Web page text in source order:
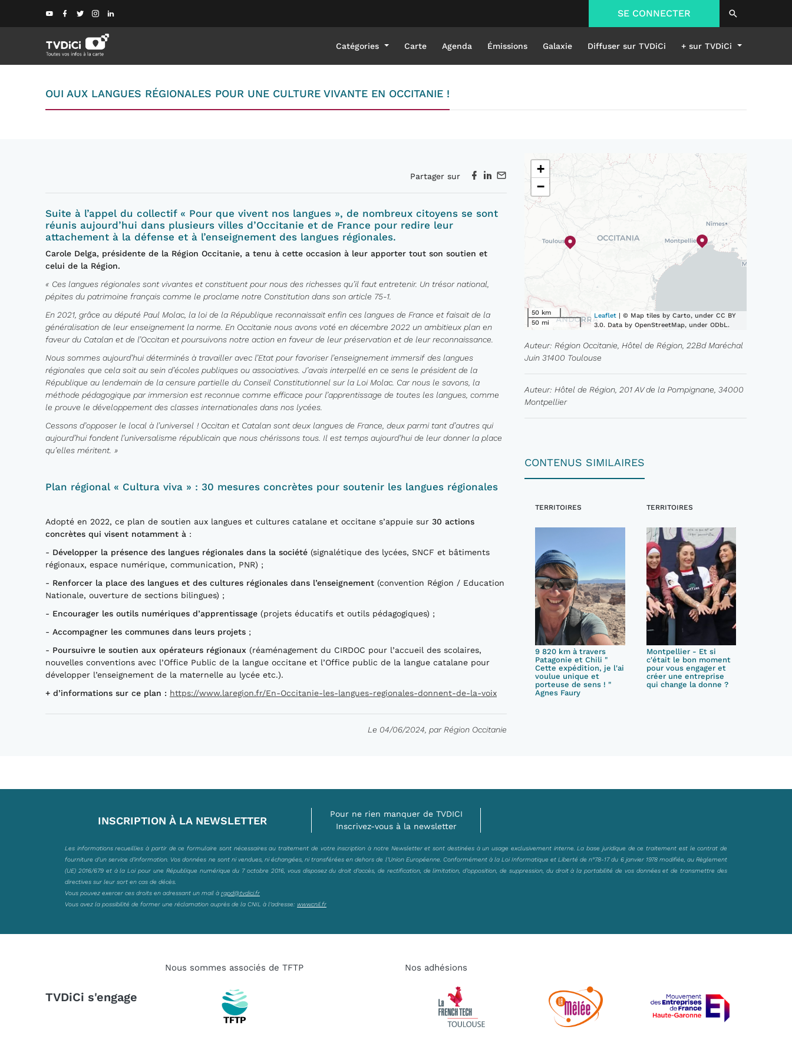
SE CONNECTER
Catégories Carte Agenda Émissions Galaxie Diffuser sur TVDiCi + sur TVDiCi
OUI AUX LANGUES RÉGIONALES POUR UNE CULTURE VIVANTE EN OCCITANIE !
Partager sur
Suite à l’appel du collectif « Pour que vivent nos langues », de nombreux citoyens se sont
réunis aujourd’hui dans plusieurs villes d’Occitanie et de France pour redire leur
attachement à la défense et à l’enseignement des langues régionales.
Carole Delga, présidente de la Région Occitanie, a tenu à cette occasion à leur apporter tout son soutien et
celui de la Région.
« Ces langues régionales sont vivantes etconstituentpour nous des richesses qu’il faut entretenir. Un trésor national,
pépites du patrimoine français comme le proclame notre Constitution dans son article 75-1
En 2021, grâce au député Paul Molac, la loi de la République reconnaissait enfin ces langues de France et faisaitde la
généralisation de leur enseignement la norme. En Occitanie nous avons voté en décembre 2022 un ambitieux plan en
faveur du Catalan et de l’Occitan et poursuivons notre action en faveur de leur préservation etde leur reconnaissance.
Nous sommes aujourd’hui déterminés à travailler avec l’Etat pour favoriserl’enseignement immersif des langues
régionales que cela soit au sein d’écoles publiques ou associatives . J’avais interpellé en ce sens le président de la
République au lendemain de la censure partielle du Conseil Constitutionnel sur la Loi Molac Car nous le savons, la
méthode pédagogique par immersion est reconnue comme efficace pour l’apprentissage de toutes les langues, comme
le prouve le développement des classes internationales dans nos lycées
Cessons d’opposer le local à l’universel ! Occitan et Catalan sont deux langues de France, deux parmi tant d’autres qui
aujourd’hui fondent l’universalisme républicain que nous chérissons tous . Il est temps aujourd’hui de leur donner la place
qu’elles méritent. »
Plan régional « Cultura viva » : 30 mesures concrètes pour soutenir les langues régionales
Adopté en 2022, ce plan de soutien aux langues et cultures catalane et occitane s’appuie sur 30 actions
concrètes qui visent notamment à :
- Développer la présence des langues régionales dans la société (signalétique des lycées, SNCF et bâtiments
régionaux, espace numérique, communication, PNR) ;
- Renforcer la place des langues et des cultures régionales dans l’enseignement (convention Région / Education
Nationale, ouverture de sections bilingues) ;
- Encourager les outils numériques d’apprentissage (projets éducatifs et outils pédagogiques) ;
- Accompagner les communes dans leurs projets ;
- Poursuivre le soutien aux opérateurs régionaux (réaménagement du CIRDOC pour l’accueil des scolaires,
nouvelles conventions avec l’Office Public de la langue occitane et l’Office public de la langue catalane pour
développer l’enseignement de la maternelle au lycée etc.).
+ d’informations sur ce plan : https://www.laregion.fr/En-Occitanie-les-langues-regionales-donnent-de-la-voix
Le 04/06/2024, par Région Occitanie
+
−
50 km
50 mi
Leaflet | © Map tiles by Carto, under CC BY
3.0. Data by OpenStreetMap, under ODbL.
Auteur: Région Occitanie, Hôtel de Région, 22Bd Maréchal
Juin 31400 Toulouse
Auteur: Hôtel de Région, 201 AV de la Pompignane, 34000
Montpellier
CONTENUS SIMILAIRES
TERRITOIRES
9 820 km à travers
Patagonie et Chili "
Cette expédition, je l'ai
voulue unique et
porteuse de sens ! "
Agnes Faury
TERRITOIRES
Montpellier - Et si
c'était le bon moment
pour vous engager et
créer une entreprise
qui change la donne ?
INSCRIPTION À LA NEWSLETTER
Pour ne rien manquer de TVDICI
Inscrivez-vous à la newsletter
Les informations recueillies à partir de ce formulaire sont nécessaires au traitement de votre inscription à notre Newsletter et sont destinées à un usage exclusivement interne. La base juridique de ce traitement est le contrat de
fourniture d’un service d’information. Vos données ne sont ni vendues, ni échangées, ni transférées en dehors de l’Union Européenne. Conformément à la Loi Informatique et Liberté de n°78-17 du 6 janvier 1978 modifiée, au Règlement
(UE) 2016/679 et à la Loi pour une République numérique du 7 octobre 2016, vous disposez du droit d’accès, de rectification, de limitation, d’opposition, de suppression, du droit à la portabilité de vos données et de transmettre des
directives sur leur sort en cas de décès.
Vous pouvez exercer ces droits en adressant un mail à rgpd@tvdici.fr
Vous avez la possibilité de former une réclamation auprès de la CNIL à l’adresse: www.cnil.fr
TVDiCi s'engage
Nous sommes associés de TFTP Nos adhésions